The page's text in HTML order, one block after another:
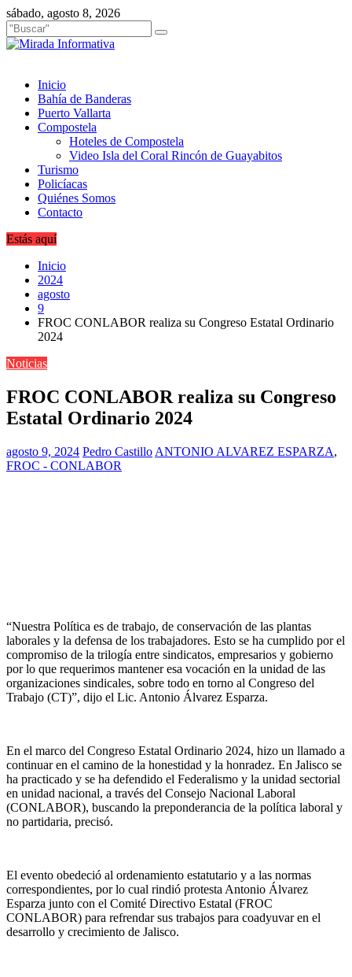
Saltar
al
contenido
sábado, agosto 8, 2026
Inicio
Bahía de Banderas
Puerto Vallarta
Compostela
Hoteles de Compostela
Video Isla del Coral Rincón de Guayabitos
Turismo
Policíacas
Quiénes Somos
Contacto
Estás aquí
Inicio
2024
agosto
9
FROC CONLABOR realiza su Congreso Estatal Ordinario
2024
Noticias
FROC CONLABOR realiza su Congreso
Estatal Ordinario 2024
agosto 9, 2024 Pedro Castillo ANTONIO ALVAREZ ESPARZA,
FROC - CONLABOR
“Nuestra Política es de trabajo, de conservación de las plantas
laborales y la defensa de los trabajadores. Esto se ha cumplido por el
compromiso de la trilogía entre sindicatos, empresarios y gobierno
por lo que requerimos mantener esa vocación en la unidad de las
organizaciones sindicales, sobre todo en torno al Congreso del
Trabajo (CT)”, dijo el Lic. Antonio Álvarez Esparza.
En el marco del Congreso Estatal Ordinario 2024, hizo un llamado a
continuar en el camino de la honestidad y la honradez. En Jalisco se
ha practicado y se ha defendido el Federalismo y la unidad sectorial
en unidad nacional, a través del Consejo Nacional Laboral
(CONLABOR), buscando la preponderancia de la política laboral y
no partidaria, precisó.
El evento obedeció al ordenamiento estatutario y a las normas
correspondientes, por lo cual rindió protesta Antonio Álvarez
Esparza junto con el Comité Directivo Estatal (FROC
CONLABOR) para refrendar sus trabajos para coadyuvar en el
desarrollo y crecimiento de Jalisco.